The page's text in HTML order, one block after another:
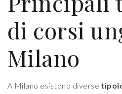
di corsi
Milano
A Milano esistono diverse